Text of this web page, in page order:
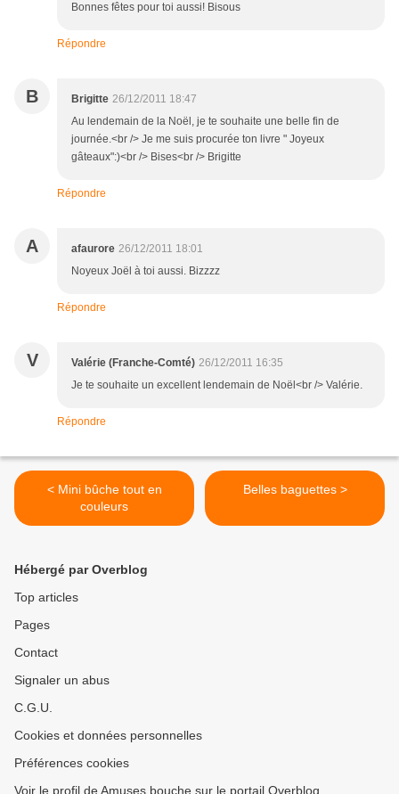
Bonnes fêtes pour toi aussi! Bisous
Répondre
B Brigitte 26/12/2011 18:47
Au lendemain de la Noël, je te souhaite une belle fin de
journée.<br /> Je me suis procurée ton livre " Joyeux
gâteaux":)<br /> Bises<br /> Brigitte
Répondre
A afaurore 26/12/2011 18:01
Noyeux Joël à toi aussi. Bizzzz
Répondre
V Valérie (Franche-Comté) 26/12/2011 16:35
Je te souhaite un excellent lendemain de Noël<br /> Valérie.
Répondre
< Mini bûche tout en
couleurs
Belles baguettes >
Hébergé par Overblog
Top articles
Pages
Contact
Signaler un abus
C.G.U.
Cookies et données personnelles
Préférences cookies
Voir le profil de Amuses bouche sur le portail Overblog